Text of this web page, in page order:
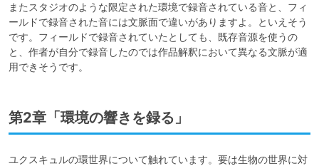
またスタジオのような限定された環境で録音されている音と、フィ
ールドで録音された音には文脈面で違いがありますよ。といえそう
です。フィールドで録音されていたとしても、既存音源を使うの
と、作者が自分で録音したのでは作品解釈において異なる文脈が適
用できそうです。
第2章「環境の響きを録る」
ユクスキュルの環世界について触れています。要は生物の世界に対